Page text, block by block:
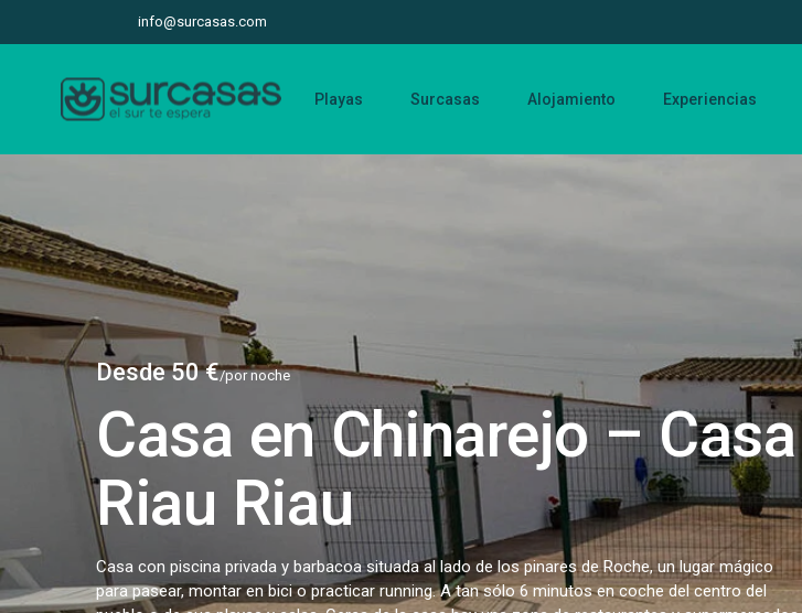
info@surcasas.com
Playas Surcasas Alojamiento Experiencias
Desde 50 €/por noche
Casa en Chinarejo – Casa
Riau Riau
Casa con piscina privada y barbacoa situada al lado de los pinares de Roche, un lugar mágico
para pasear, montar en bici o practicar running. A tan sólo 6 minutos en coche del centro del